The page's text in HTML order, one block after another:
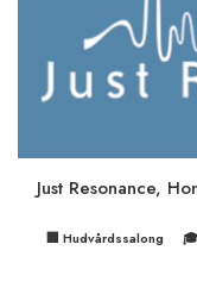
Just Resonance,
🏢 Hudvårdssalong